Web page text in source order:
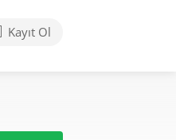
Kayıt Ol